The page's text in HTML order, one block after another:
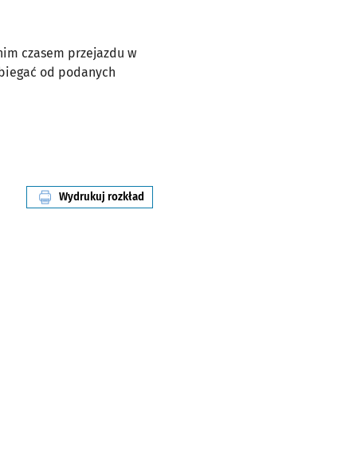
czasem przejazdu w
od podanych
Wydrukuj rozkład
linii nr 126